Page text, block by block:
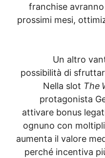
franchise
prossimi
Un
possibilità
Nella
attivare
ognuno
aumenta il
perché